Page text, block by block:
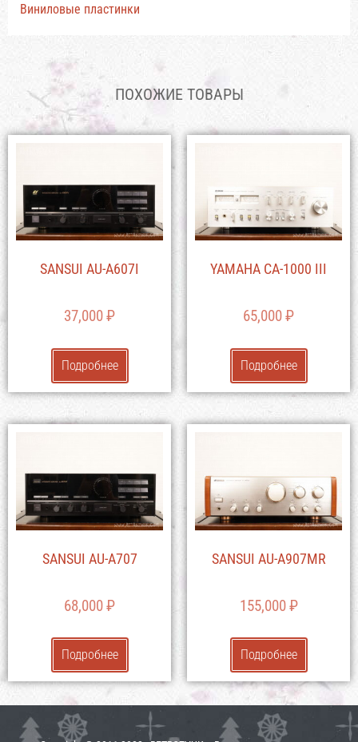
Виниловые пластинки
ПОХОЖИЕ ТОВАРЫ
SANSUI AU-A607I
37,000₽
Подробнее
YAMAHA CA-1000 III
65,000₽
Подробнее
SANSUI AU-A707
68,000₽
Подробнее
SANSUI AU-A907MR
155,000₽
Подробнее